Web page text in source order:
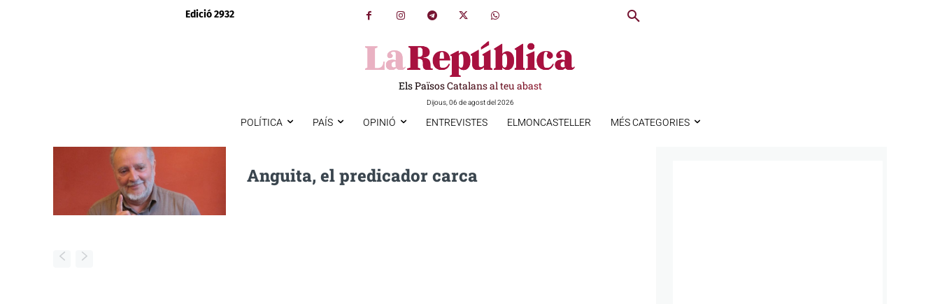
Edició 2932
Els Països Catalans al teu abast
Dijous, 06 de agost del 2026
POLÍTICA PAÍS OPINIÓ ENTREVISTES ELMONCASTELLER MÉS CATEGORIES
Anguita, el predicador carca